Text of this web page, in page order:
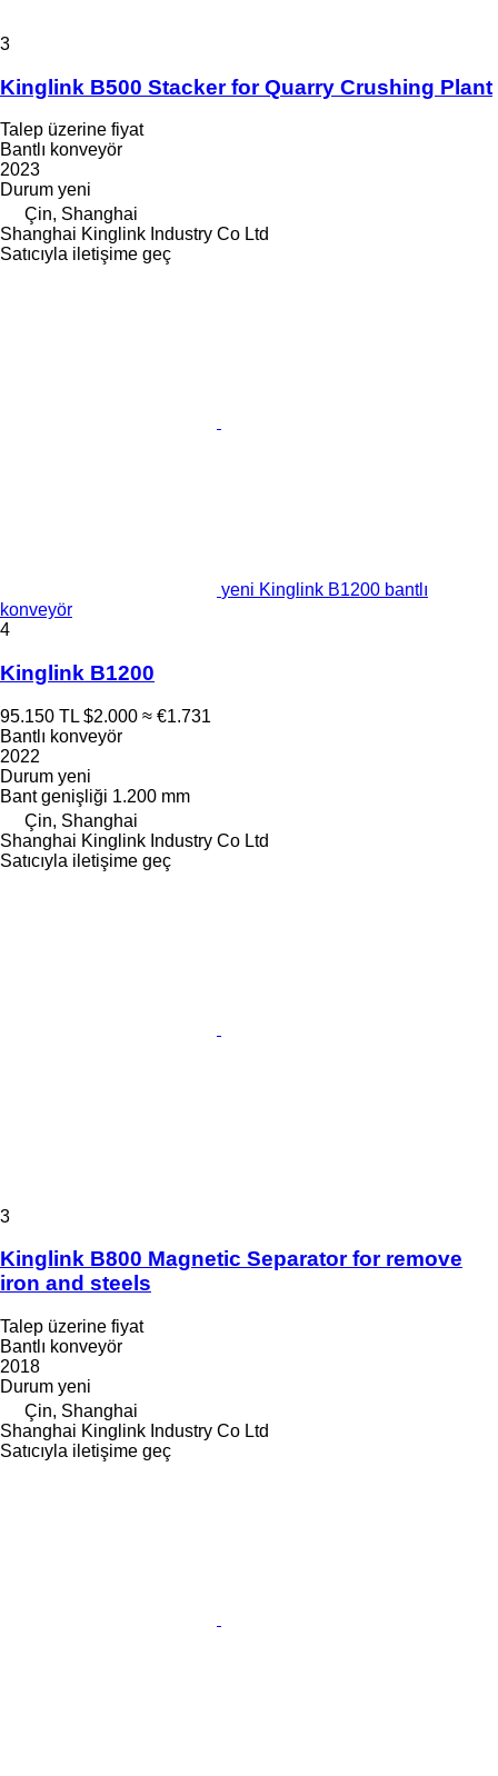
3
Kinglink B500 Stacker for Quarry Crushing Plant
Talep üzerine fiyat
Bantlı konveyör
2023
Durum yeni
Çin, Shanghai
Shanghai Kinglink Industry Co Ltd
Satıcıyla iletişime geç
yeni Kinglink B1200 bantlı
konveyör
4
Kinglink B1200
95.150 TL $2.000 ≈ €1.731
Bantlı konveyör
2022
Durum yeni
Bant genişliği 1.200 mm
Çin, Shanghai
Shanghai Kinglink Industry Co Ltd
Satıcıyla iletişime geç
3
Kinglink B800 Magnetic Separator for remove
iron and steels
Talep üzerine fiyat
Bantlı konveyör
2018
Durum yeni
Çin, Shanghai
Shanghai Kinglink Industry Co Ltd
Satıcıyla iletişime geç